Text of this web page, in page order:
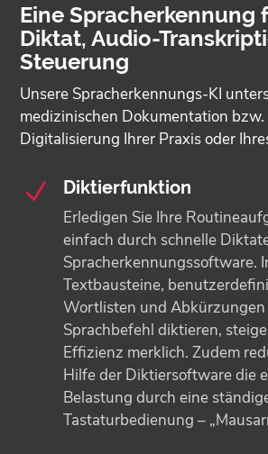
Eine Spracherkennung
Diktat, Audio-
Steuerung
Unsere Spracherkennungs-KI
medizinischen Dokumentation bzw.
Digitalisierung Ihrer Praxis oder
N Diktierfunktion
Erledigen Sie Ihre
einfach durch schnelle
Spracherkennungs­software.
Textbausteine,
Wortlisten und Abkürzungen
Sprachbefehl diktieren,
Effizienz merklich. Zudem
Hilfe der Diktiersoftware die
Belastung durch eine
Tastaturbedienung –